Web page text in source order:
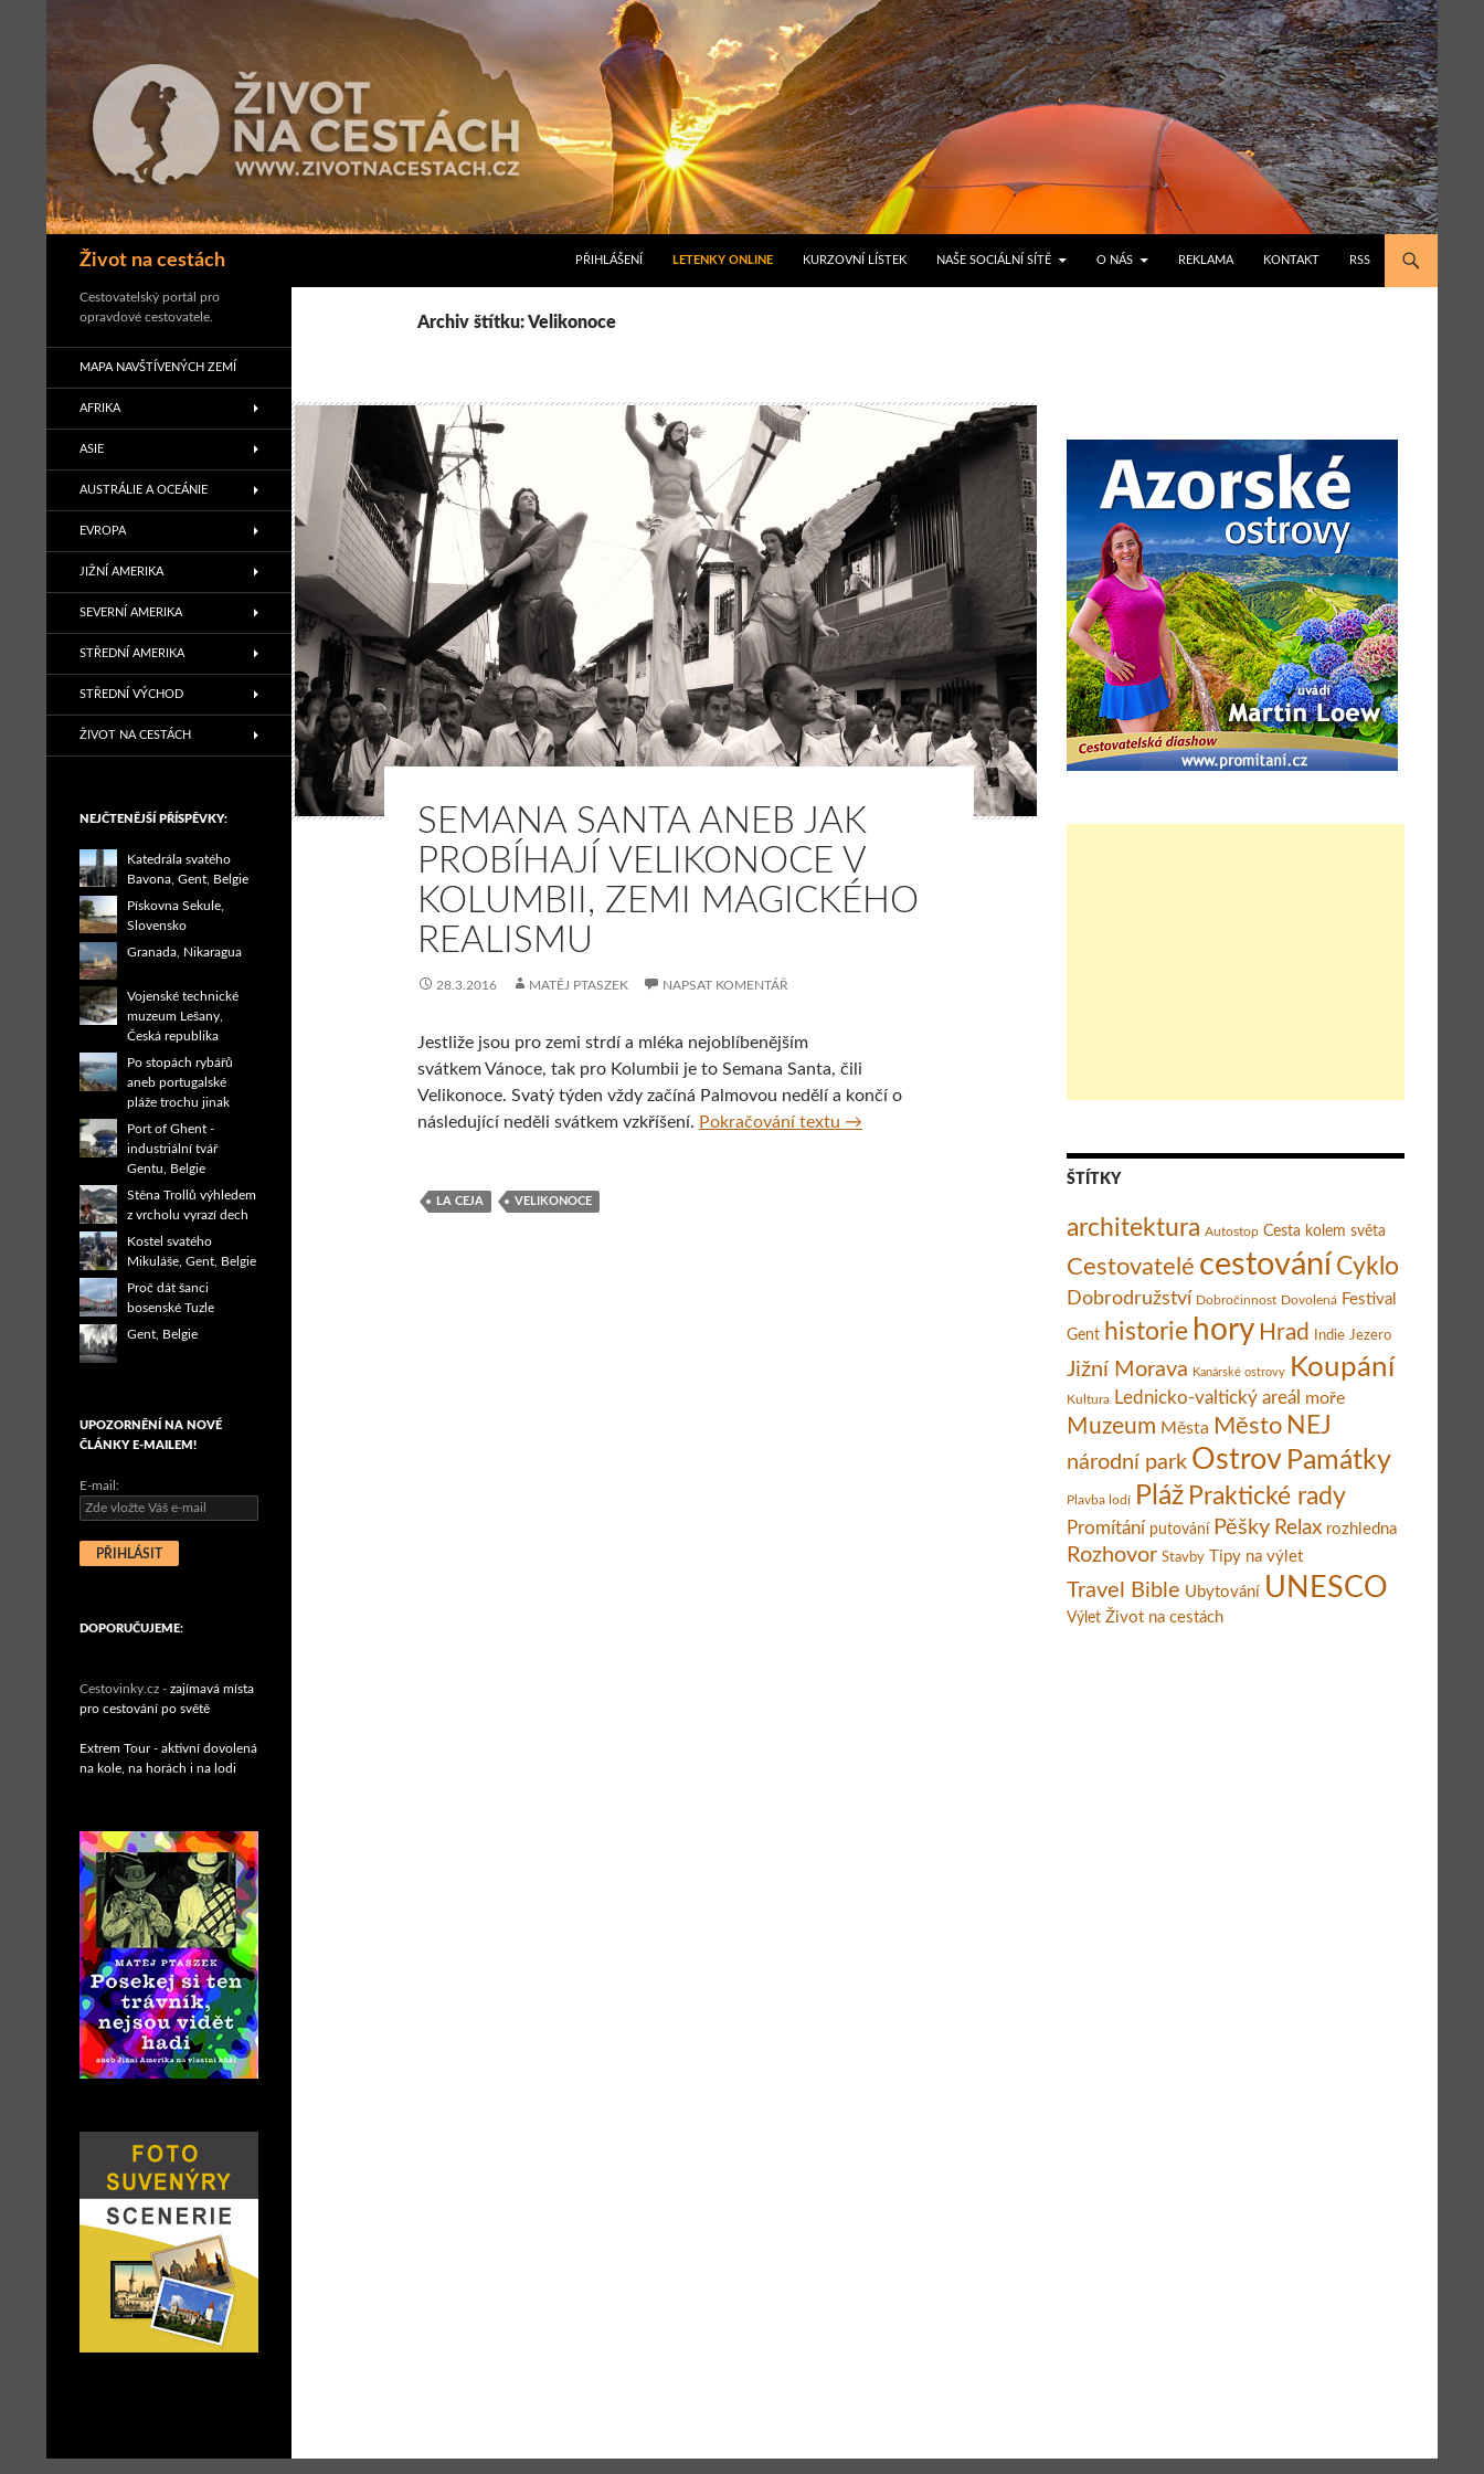
Život na cestách
Hledat
PŘIHLÁŠENÍ LETENKY ONLINE KURZOVNÍ LÍSTEK NAŠE SOCIÁLNÍ SÍTĚ O NÁS REKLAMA KONTAKT RSS
Archiv štítku: Velikonoce
SEMANA SANTA ANEB JAK
PROBÍHAJÍ VELIKONOCE V
KOLUMBII, ZEMI MAGICKÉHO
REALISMU
28.3.2016 MATĚJ PTASZEK NAPSAT KOMENTÁŘ
Jestliže jsou pro zemi strdí a mléka nejoblíbenějším
svátkem Vánoce, tak pro Kolumbii je to Semana Santa, čili
Velikonoce. Svatý týden vždy začíná Palmovou nedělí a končí o
následující neděli svátkem vzkříšení. Pokračování textu Semana Santa aneb Jak probíhají Velikonoce v Kolumbii, zemi magického realismu
→
LA CEJA VELIKONOCE
ŠTÍTKY
architektura Autostop Cesta kolem světa
Cestovatelé cestování Cyklo
Dobrodružství Dobročinnost Dovolená Festival
Gent historie hory Hrad Indie Jezero
Jižní Morava Kanárské ostrovy Koupání
Kultura Lednicko-valtický areál moře
Muzeum Města Město NEJ
národní park Ostrov Památky
Plavba lodí Pláž Praktické rady
Promítání putování Pěšky Relax rozhledna
Rozhovor Stavby Tipy na výlet
Travel Bible Ubytování UNESCO
Výlet Život na cestách
Cestovatelský portál pro
opravdové cestovatele.
MAPA NAVŠTÍVENÝCH ZEMÍ
AFRIKA
ASIE
AUSTRÁLIE A OCEÁNIE
EVROPA
JIŽNÍ AMERIKA
SEVERNÍ AMERIKA
STŘEDNÍ AMERIKA
STŘEDNÍ VÝCHOD
ŽIVOT NA CESTÁCH
NEJČTENĚJŠÍ PŘÍSPĚVKY:
Katedrála svatého
Bavona, Gent, Belgie
Pískovna Sekule,
Slovensko
Granada, Nikaragua
Vojenské technické
muzeum Lešany,
Česká republika
Po stopách rybářů
aneb portugalské
pláže trochu jinak
Port of Ghent -
industriální tvář
Gentu, Belgie
Stěna Trollů výhledem
z vrcholu vyrazí dech
Kostel svatého
Mikuláše, Gent, Belgie
Proč dát šanci
bosenské Tuzle
Gent, Belgie
UPOZORNĚNÍ NA NOVÉ
ČLÁNKY E-MAILEM!
E-mail:
DOPORUČUJEME:
Cestovinky.cz - zajímavá místa
pro cestování po světě
Extrem Tour - aktivní dovolená
na kole, na horách i na lodi